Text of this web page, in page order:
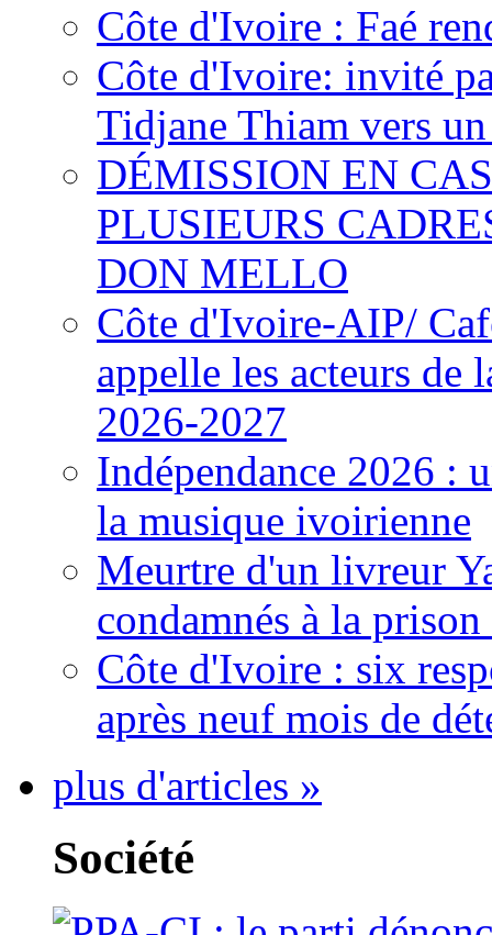
Côte d'Ivoire : Faé
Côte d'Ivoire: invité
Tidjane Thiam vers
DÉMISSION EN
PLUSIEURS
DON MELLO
Côte d'Ivoire-AIP/
appelle les acteurs de
2026-2027
Indépendance 2026 :
la musique ivoirienne
Meurtre d'un livreur
condamnés à la
Côte d'Ivoire : six
après neuf mois de
plus d'articles »
Société